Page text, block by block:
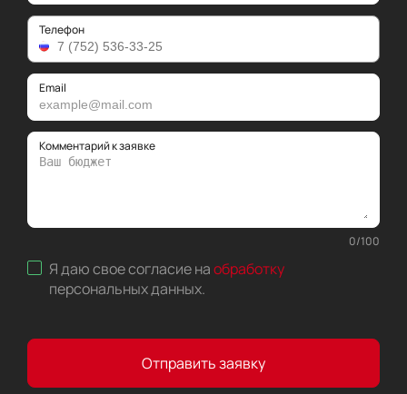
Телефон
Email
Комментарий к заявке
0/100
Я даю свое согласие наобработку
персональных данных.
Отправить заявку